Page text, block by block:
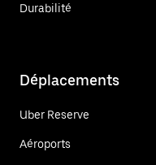
Durabilité
Déplacements
Uber Reserve
Aéroports